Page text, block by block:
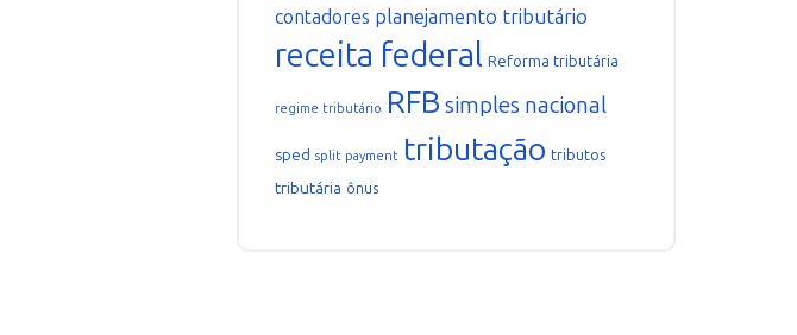
contadores planejamento tributário
receita federal Reforma tributária
regime tributário RFB simples nacional
sped split payment tributação tributos
tributária ônus